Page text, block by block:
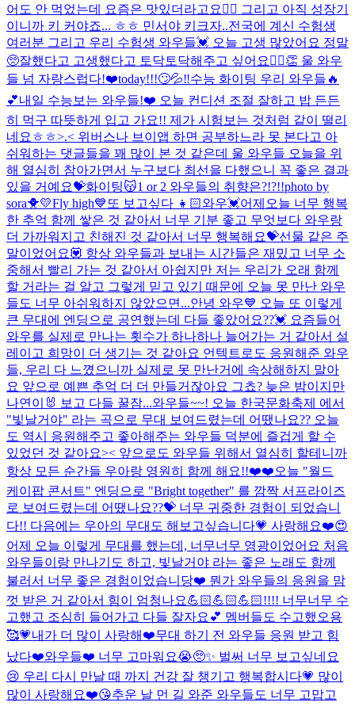
어도 안 먹었는데 요즘은 맛있더라고요👍🏻 그리고 아직 성장기
이니까 키 커야죠... ㅎㅎ 민서야 키크자..전국에 계신 수험생
여러분 그리고 우리 수험생 와우들💓 오늘 고생 많았어요 정말
🥺잘했다고 고생했다고 토닥토닥해주고 싶어요🙆‍♀️👏 울 와우
들 넘 자랑스럽다!❤️today!!!🙄💦‼️수능 화이팅 우리 와우들🔥
💕내일 수능보는 와우들!❤️ 오늘 컨디션 조절 잘하고 밥 든든
히 먹구 따뜻하게 입고 가요!! 제가 시험보는 것처럼 같이 떨리
네요ㅎㅎ>.< 위버스나 브이앱 하면 공부하느라 못 본다고 아
쉬워하는 댓글들을 꽤 많이 본 것 같은데 울 와우들 오늘을 위
해 열심히 참아가면서 누구보다 최선을 다했으니 꼭 좋은 결과
있을 거예요💝화이팅😽1 or 2 와우들의 취향은?!?!!photo by
sora🐥💛Fly high💙 또 보고싶다 👧🏻와우💓어제오늘 너무 행복
한 추억 함께 쌓은 것 같아서 너무 기분 좋고 무엇보다 와우랑
더 가까워지고 친해진 것 같아서 너무 행복해요💝선물 같은 주
말이었어요💟 항상 와우들과 보내는 시간들은 재밌고 너무 소
중해서 빨리 가는 것 같아서 아쉽지만 저는 우리가 오래 함께
할 거라는 걸 알고 그렇게 믿고 있기 때문에 오늘 못 만난 와우
들도 너무 아쉬워하지 않았으면...안녕 와우💙 오늘 또 이렇게
큰 무대에 엔딩으로 공연했는데 다들 좋았어요??💓 요즘들어
와우를 실제로 만나는 횟수가 하나하나 늘어가는 거 같아서 설
레이고 희망이 더 생기는 것 같아요 언텍트로도 응원해준 와우
들, 우리 다 느꼈으니까 실제로 못 만난거에 속상해하지 말아
요 앞으로 예쁜 추억 더 더 만들거잖아요 그쵸? 늦은 밤이지만
나연이🐰 보고 다들 꿀잠...와우들~~! 오늘 한국문화축제 에서
"빛날거야" 라는 곡으로 무대 보여드렸는데 어땠나요?? 오늘
도 역시 응원해주고 좋아해주는 와우들 덕분에 즐겁게 할 수
있었던 것 같아요>< 앞으로도 와우들 위해서 열심히 할테니까
항상 모든 순간들 우아랑 영원히 함께 해요!!❤️❤️오늘 "월드
케이팝 콘서트" 엔딩으로 "Bright together" 를 깜짝 서프라이즈
로 보여드렸는데 어땠나요??💝 너무 귀중한 경험이 되었습니
다!! 다음에는 우아의 무대도 해보고싶습니다💗 사랑해요❤️😍
어제 오늘 이렇게 무대를 했는데, 너무너무 영광이었어요 처음
와우들이랑 만나기도 하고, 빛날거야 라는 좋은 노래도 함께
불러서 너무 좋은 경험이었습니당❤️ 뭔가 와우들의 응원을 맘
껏 받은 거 같아서 힘이 엄청나요💪🏻💪🏻💪🏻!!!! 너무너무 수
고했고 조심히 들어가고 다들 잘자요💕 멤버들도 수고했오용
🥰💗내가 더 많이 사랑해❤️무대 하기 전 와우들 응원 받고 힘
났다❤️와우들❤️ 너무 고마워요😭🥺✨ 벌써 너무 보고싶네요
😢 우리 다시 만날 때 까지 건강 잘 챙기고 행복합시다💗 많이
많이 사랑해요❤️😘추운 날 먼 길 와준 와우들도 너무 고맙고